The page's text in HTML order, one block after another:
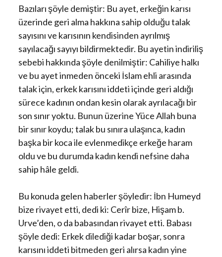
Bazıları şöyle demiştir: Bu ayet, erkeğin karısı
üzerinde geri alma hakkına sahip olduğu talak
sayısını ve karısının kendisinden ayrılmış
sayılacağı sayıyı bildirmektedir. Bu ayetin indiriliş
sebebi hakkında şöyle denilmiştir: Cahiliye halkı
ve bu ayet inmeden önceki İslam ehli arasında
talak için, erkek karısını iddeti içinde geri aldığı
sürece kadının ondan kesin olarak ayrılacağı bir
son sınır yoktu. Bunun üzerine Yüce Allah buna
bir sınır koydu; talak bu sınıra ulaşınca, kadın
başka bir koca ile evlenmedikçe erkeğe haram
oldu ve bu durumda kadın kendi nefsine daha
sahip hâle geldi.
Bu konuda gelen haberler şöyledir: İbn Humeyd
bize rivayet etti, dedi ki: Cerîr bize, Hişam b.
Urve’den, o da babasından rivayet etti. Babası
şöyle dedi: Erkek dilediği kadar boşar, sonra
karısını iddeti bitmeden geri alırsa kadın yine